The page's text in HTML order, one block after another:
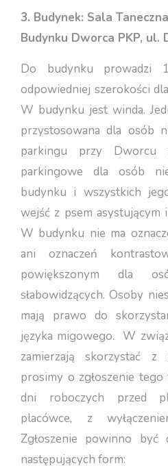
3. Budynek: Sala
Budynku Dworca PKP, ul.
Do budynku prowadzi
odpowiedniej szerokości
W budynku jest winda.
przystosowana dla osób
parkingu przy Dworcu
parkingowe dla osób
budynku i wszystkich
wejść z psem asystującym
W budynku nie ma
ani oznaczeń
powiększonym dla
słabowidzących. Osoby
mają prawo do
języka migowego. W
zamierzają skorzystać z
prosimy o zgłoszenie
dni roboczych przed
placówce, z
Zgłoszenie powinno
następujących form: